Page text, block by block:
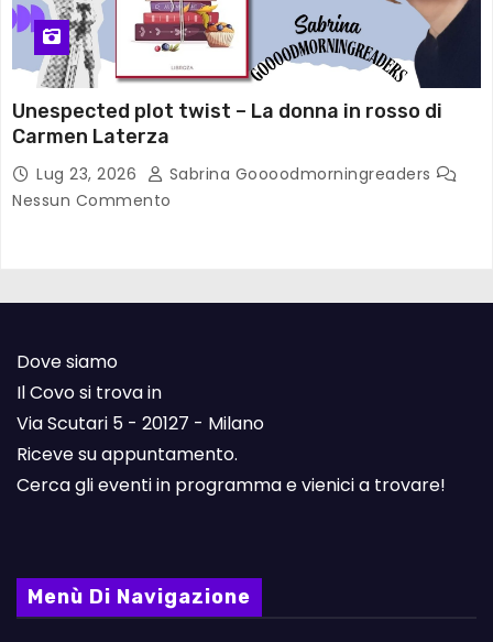
Unespected plot twist – La donna in rosso di
Carmen Laterza
Lug 23, 2026
Sabrina Goooodmorningreaders
Nessun Commento
Dove siamo
Il Covo si trova in
Via Scutari 5 - 20127 - Milano
Riceve su appuntamento.
Cerca gli eventi in programma e vienici a trovare!
Menù Di Navigazione